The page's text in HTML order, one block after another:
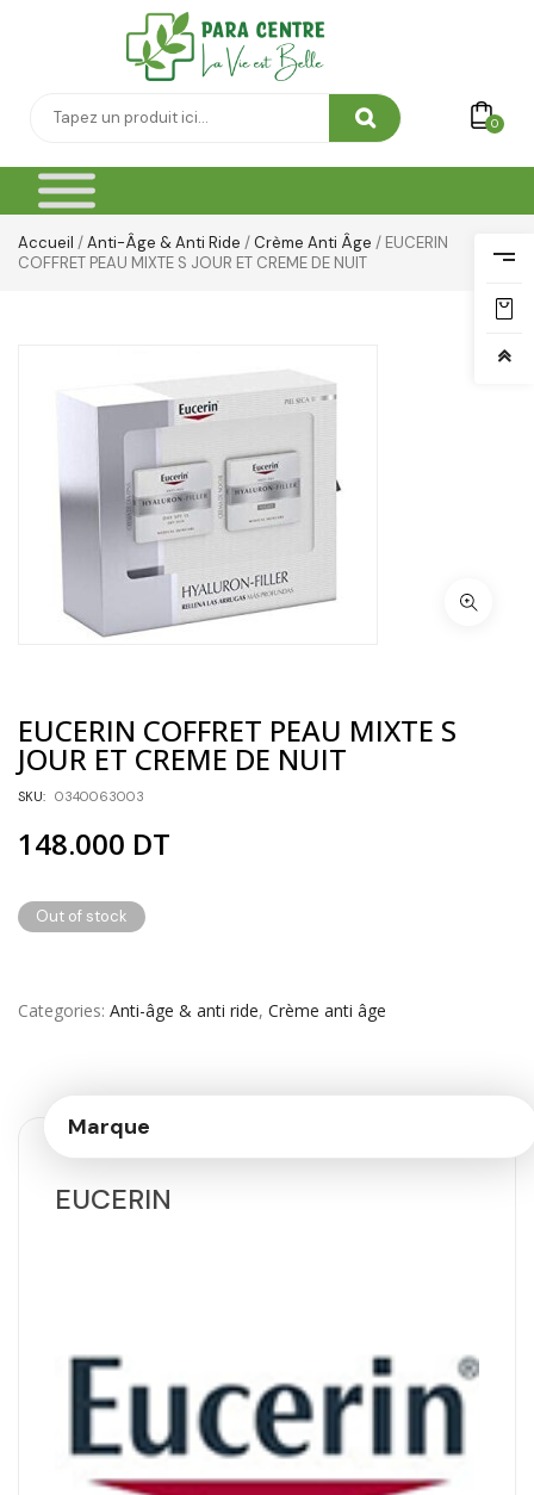
0
Accueil /Anti-Âge & Anti Ride /Crème Anti Âge / EUCERIN
COFFRET PEAU MIXTE S JOUR ET CREME DE NUIT
EUCERIN COFFRET PEAU MIXTE S
JOUR ET CREME DE NUIT
SKU: 0340063003
148.000 DT
Out of stock
Categories Anti-âge & anti ride, Crème anti âge
Marque
EUCERIN